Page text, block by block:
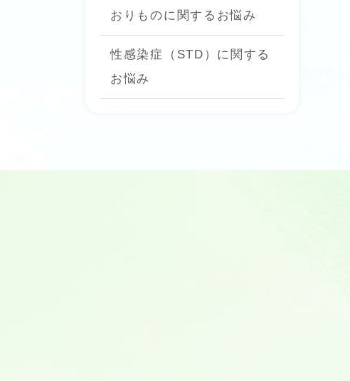
おりものに関するお悩み
性感染症（STD）に関する
お悩み